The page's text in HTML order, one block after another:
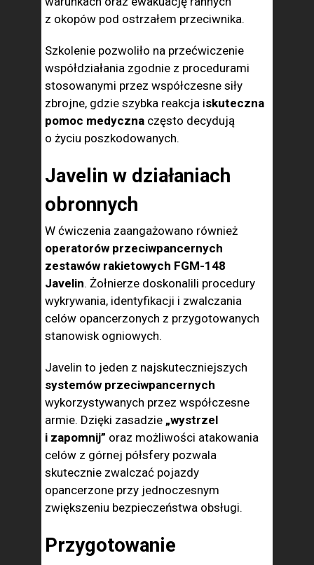
z okopów pod ostrzałem przeciwnika.
Szkolenie pozwoliło na przećwiczenie
współdziałania zgodnie z procedurami
stosowanymi przez współczesne siły
zbrojne, gdzie szybka reakcja iskuteczna
pomoc medyczna często decydują
o życiu poszkodowanych.
Javelin w działaniach
obronnych
W ćwiczenia zaangażowano również
operatorów przeciwpancernych
zestawów rakietowych FGM-148
Javelin. Żołnierze doskonalili procedury
wykrywania, identyfikacji i zwalczania
celów opancerzonych z przygotowanych
stanowisk ogniowych.
Javelin to jeden z najskuteczniejszych
systemów przeciwpancernych
wykorzystywanych przez współczesne
armie. Dzięki zasadzie „wystrzel
i zapomnij” oraz możliwości atakowania
celów z górnej półsfery pozwala
skutecznie zwalczać pojazdy
opancerzone przy jednoczesnym
zwiększeniu bezpieczeństwa obsługi.
Przygotowanie